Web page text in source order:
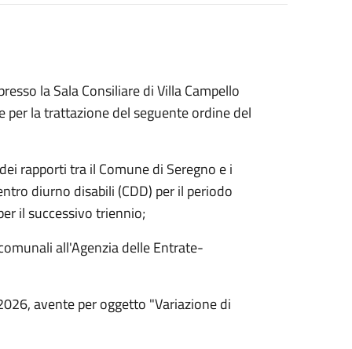
la Sala Consiliare di Villa Campello
la trattazione del seguente ordine del
rapporti tra il Comune di Seregno e i
diurno disabili (CDD) per il periodo
il successivo triennio;
all'Agenzia delle Entrate-
avente per oggetto "Variazione di